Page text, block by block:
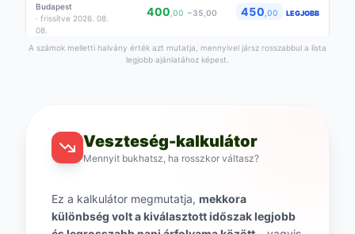
Budapest
· frissítve 2026. 08.
08.
400 ,00 −35,00 450 ,00 LEGJOBB
A számok melletti halvány érték azt mutatja, mennyivel jársz rosszabbul a lista
legjobb ajánlatához képest.
Veszteség-kalkulátor
Mennyit bukhatsz, ha rosszkor váltasz?
Ez a kalkulátor megmutatja, mekkora
különbség volt a kiválasztott időszak legjobb